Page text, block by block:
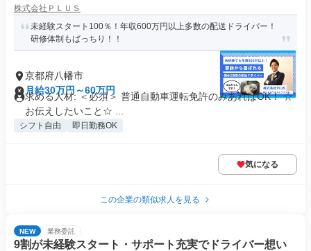
株式会社ＰＬＵＳ
未経験スタート100％！年収600万円以上多数の配送ドライバー！
研修体制もばっちり！！
京都府八幡市
月給30万円～60万円
求める人材: ＜必須＞ 普通自動車運転免許のみあればOK！ ☆
お伝えしたいこと☆ ...
シフト自由 即日勤務OK
気になる
この企業の類似求人を見る
NEW 業務委託
9割が未経験スタート・サポート充実でドライバー想い